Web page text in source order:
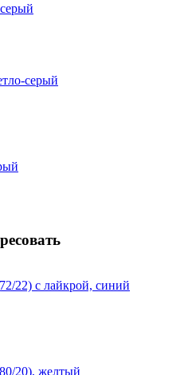
серый
22) с лайкрой, синий
20), желтый